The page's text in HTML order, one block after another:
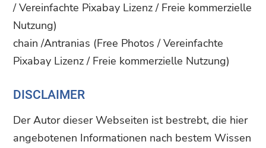
/ Vereinfachte Pixabay Lizenz / Freie kommerzielle
Nutzung)
chain /Antranias (Free Photos / Vereinfachte
Pixabay Lizenz / Freie kommerzielle Nutzung)
DISCLAIMER
Der Autor dieser Webseiten ist bestrebt, die hier
angebotenen Informationen nach bestem Wissen